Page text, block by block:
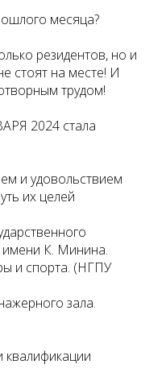
месяца?
резидентов, но и
стоят на месте! И
трудом!
2024 стала
и удовольствием
их целей
имени К. Минина.
и спорта. (НГПУ
зала.